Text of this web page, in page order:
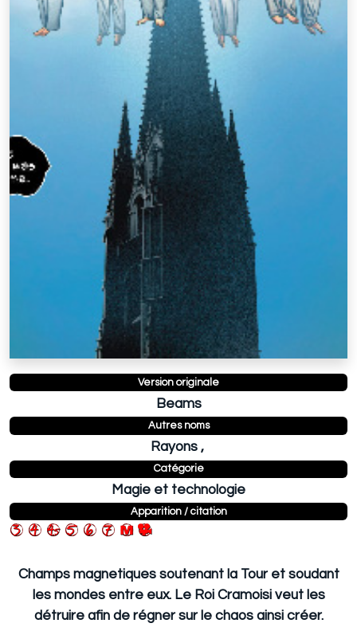
Version originale
Beams
Autres noms
Rayons ,
Catégorie
Magie et technologie
Apparition / citation
Champs magnetiques soutenant la Tour et soudant
les mondes entre eux. Le Roi Cramoisi veut les
détruire afin de régner sur le chaos ainsi créer.